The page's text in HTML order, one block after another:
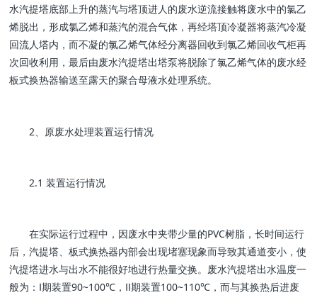
水汽提塔底部上升的蒸汽与塔顶进人的废水逆流接触将废水中的氯乙
烯脱出，形成氯乙烯和蒸汽的混合气体，再经塔顶冷凝器将蒸汽冷凝
回流人塔内，而不凝的氯乙烯气体经分离器回收到氯乙烯回收气柜再
次回收利用，最后由废水汽提塔出塔泵将脱除了氯乙烯气体的废水经
板式换热器输送至露天的聚合母液水处理系统。
2、原废水处理装置运行情况
2.1 装置运行情况
在实际运行过程中，因废水中夹带少量的PVC树脂，长时间运行
后，汽提塔、板式换热器内部会出现堵塞现象而导致其通道变小，使
汽提塔进水与出水不能很好地进行热量交换。废水汽提塔出水温度一
般为：Ⅰ期装置90~100℃，Ⅱ期装置100~110℃，而与其换热后进废